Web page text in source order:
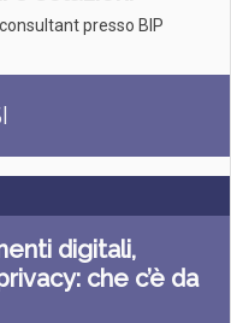
presso BIP
digitali,
che c’è da